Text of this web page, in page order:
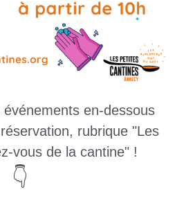
en-dessous
rubrique "Les
vous de la cantine" !
👇